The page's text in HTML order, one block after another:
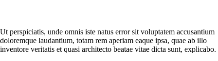
Ut perspiciatis, unde omnis iste natus error sit voluptatem accusantium
doloremque laudantium, totam rem aperiam eaque ipsa, quae ab illo
inventore veritatis et quasi architecto beatae vitae dicta sunt, explicabo.